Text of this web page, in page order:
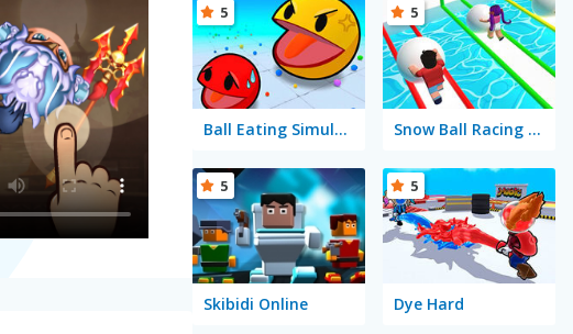
Ball Eating Simulator
5
Snow Ball Racing Mutliplayer
5
Skibidi Online
5
Dye Hard
5